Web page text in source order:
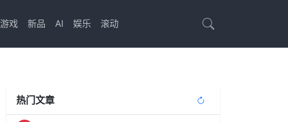
游戏 新品 AI 娱乐 滚动
热门文章